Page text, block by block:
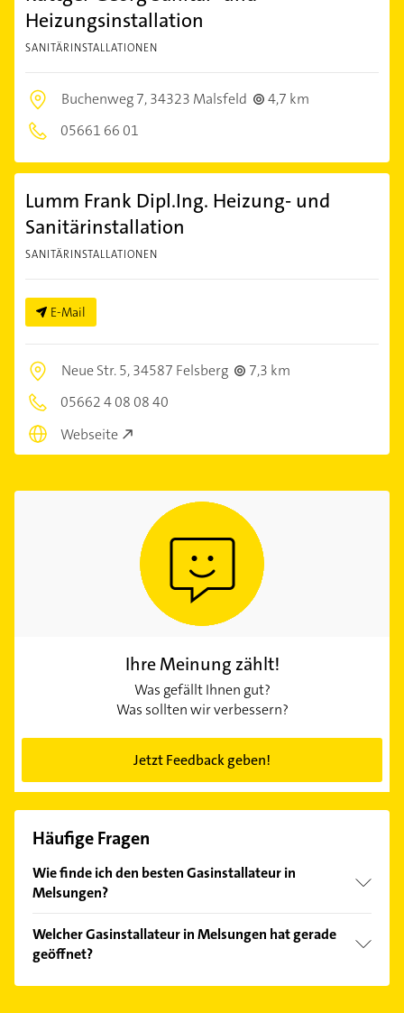
Heizungsinstallation
SANITÄRINSTALLATIONEN
Buchenweg 7,34323 Malsfeld
4,7 km
05661 66 01
Lumm Frank Dipl.Ing. Heizung- und
Sanitärinstallation
SANITÄRINSTALLATIONEN
E-Mail
Neue Str. 5,34587 Felsberg
7,3 km
05662 4 08 08 40
Webseite
Ihre Meinung zählt!
Was gefällt Ihnen gut?
Was sollten wir verbessern?
Jetzt Feedback geben!
Häufige Fragen
Wie finde ich den besten Gasinstallateur in
Melsungen?
Kundenmeinungen und profitieren Sie von den
Empfehlungen. Die Suchergebnisse können Sie sich
einfach nachBewertungensortiert anzeigen lassen.
Welcher Gasinstallateur in Melsungen hat gerade
geöffnet?
Im Anbieter-Bereich finden Sie alleÖffnungszeiten.